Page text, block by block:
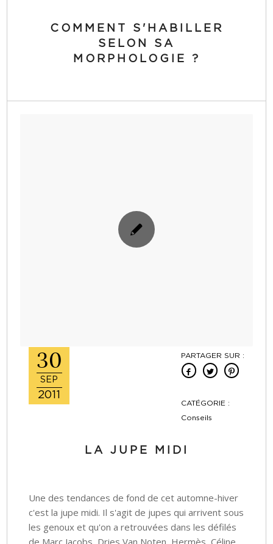
COMMENT S'HABILLER
SELON SA
MORPHOLOGIE ?
30
SEP
2011
PARTAGER SUR :
CATÉGORIE :
Conseils
LA JUPE MIDI
Une des tendances de fond de cet automne-hiver
c'est la jupe midi. Il s'agit de jupes qui arrivent sous
les genoux et qu'on a retrouvées dans les défilés